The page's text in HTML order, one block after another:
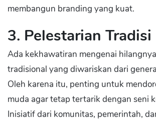
membangun branding yang kuat.
3. Pelestarian Tradisi
Ada kekhawatiran mengenai
tradisional yang diwariskan dari
Oleh karena itu, penting untuk
muda agar tetap tertarik dengan seni
Inisiatif dari komunitas, pemerintah,